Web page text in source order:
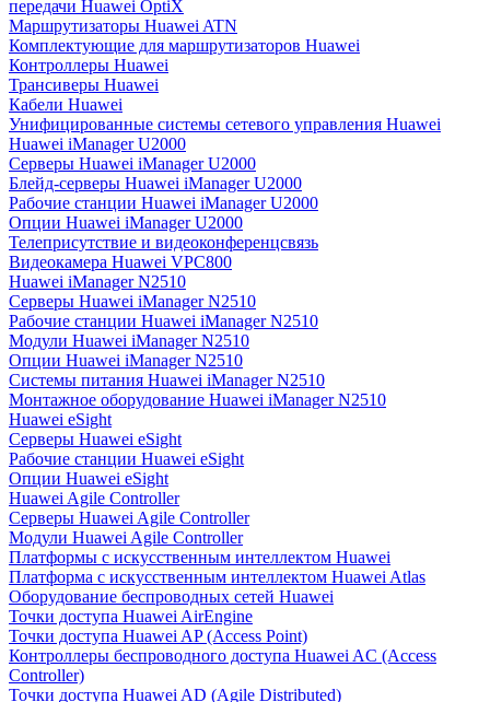
передачи Huawei OptiX
Маршрутизаторы Huawei ATN
Комплектующие для маршрутизаторов Huawei
Контроллеры Huawei
Трансиверы Huawei
Кабели Huawei
Унифицированные системы сетевого управления Huawei
Huawei iManager U2000
Серверы Huawei iManager U2000
Блейд-серверы Huawei iManager U2000
Рабочие станции Huawei iManager U2000
Опции Huawei iManager U2000
Телеприсутствие и видеоконференцсвязь
Видеокамера Huawei VPC800
Huawei iManager N2510
Серверы Huawei iManager N2510
Рабочие станции Huawei iManager N2510
Модули Huawei iManager N2510
Опции Huawei iManager N2510
Системы питания Huawei iManager N2510
Монтажное оборудование Huawei iManager N2510
Huawei eSight
Серверы Huawei eSight
Рабочие станции Huawei eSight
Опции Huawei eSight
Huawei Agile Controller
Серверы Huawei Agile Controller
Модули Huawei Agile Controller
Платформы с искусственным интеллектом Huawei
Платформа с искусственным интеллектом Huawei Atlas
Оборудование беспроводных сетей Huawei
Точки доступа Huawei AirEngine
Точки доступа Huawei AP (Access Point)
Контроллеры беспроводного доступа Huawei AC (Access
Controller)
Точки доступа Huawei AD (Agile Distributed)